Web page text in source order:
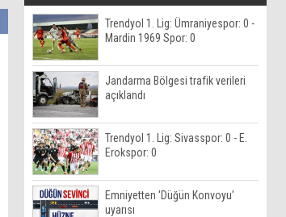
Trendyol 1. Lig: Ümraniyespor: 0 -
Mardin 1969 Spor: 0
Jandarma Bölgesi trafik verileri
açıklandı
Trendyol 1. Lig: Sivasspor: 0 - E.
Erokspor: 0
Emniyetten 'Düğün Konvoyu'
uyarısı